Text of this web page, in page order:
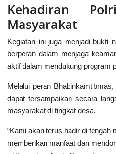
Kehadiran
Masyarakat
Kegiatan ini juga menjadi bukti
berperan dalam menjaga
aktif dalam mendukung program
Melalui peran
dapat tersampaikan secara
masyarakat di tingkat desa.
“Kami akan terus hadir di tengah
memberikan manfaat dan